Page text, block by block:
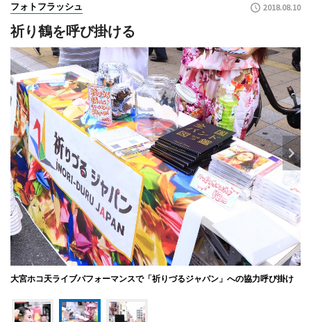
フォトフラッシュ 2018.08.10
祈り鶴を呼び掛ける
大宮ホコ天ライブパフォーマンスで「祈りづるジャパン」への協力呼び掛け